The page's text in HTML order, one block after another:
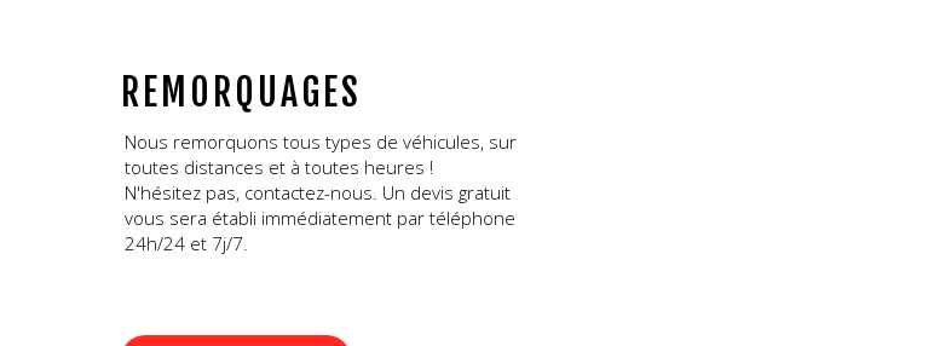
REMORQUAGES
Nous remorquons tous types de véhicules, sur
toutes distances et à toutes heures !
N'hésitez pas, contactez-nous. Un devis gratuit
vous sera établi immédiatement par téléphone
24h/24 et 7j/7.